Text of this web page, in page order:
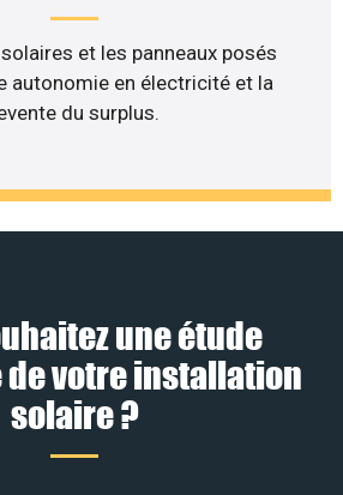
et les panneaux posés
autonomie en électricité et la
du surplus.
une étude
votre installation
solaire ?